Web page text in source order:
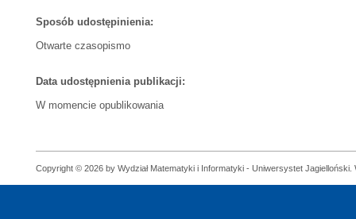
Sposób udostępinienia:
Otwarte czasopismo
Data udostępnienia publikacji:
W momencie opublikowania
Copyright © 2026 by Wydział Matematyki i Informatyki - Uniwersystet